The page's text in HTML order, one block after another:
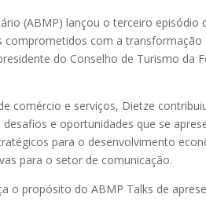
(ABMP) lançou o terceiro
comprometidos com a
do Conselho de Turismo da
comércio e serviços, Dietze
e oportunidades que se
para o desenvolvimento
para o setor de comunicação.
o propósito do ABMP Talks de